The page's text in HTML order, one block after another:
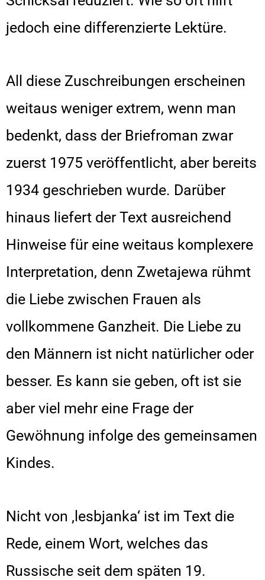
jedoch eine differenzierte Lektüre.
All diese Zuschreibungen erscheinen
weitaus weniger extrem, wenn man
bedenkt, dass der Briefroman zwar
zuerst 1975 veröffentlicht, aber bereits
1934 geschrieben wurde. Darüber
hinaus liefert der Text ausreichend
Hinweise für eine weitaus komplexere
Interpretation, denn Zwetajewa rühmt
die Liebe zwischen Frauen als
vollkommene Ganzheit. Die Liebe zu
den Männern ist nicht natürlicher oder
besser. Es kann sie geben, oft ist sie
aber viel mehr eine Frage der
Gewöhnung infolge des gemeinsamen
Kindes.
Nicht von ‚lesbjanka‘ ist im Text die
Rede, einem Wort, welches das
Russische seit dem späten 19.